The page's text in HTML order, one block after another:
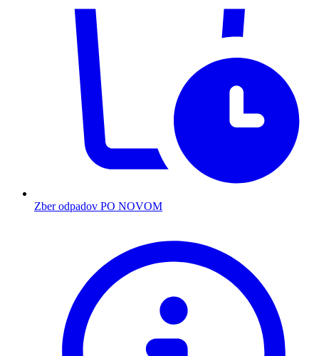
Zber odpadov PO NOVOM